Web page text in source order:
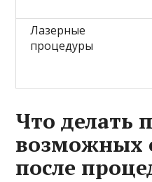
Лазерные
процедуры
Что делать
возможных
после